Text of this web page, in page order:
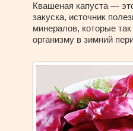
Квашеная капуста —
закуска, источник
минералов, которые
организму в зимний